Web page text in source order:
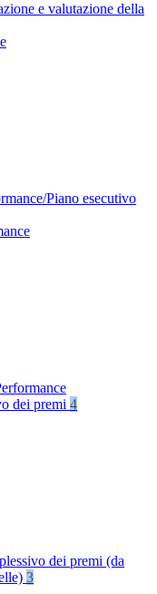
e valutazione della
Piano esecutivo
dei premi 4
dei premi (da
3